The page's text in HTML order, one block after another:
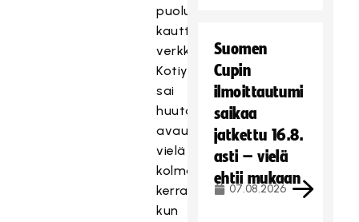
puolustajan
kautta
verkkoon.
Kotiyleisö
sai
huutaa
avauserässä
vielä
kolmannen
kerran,
kun
Suomen
Cupin
ilmoittautumi
saikaa
jatkettu 16.8.
asti – vielä
ehtii mukaan
07.08.2026